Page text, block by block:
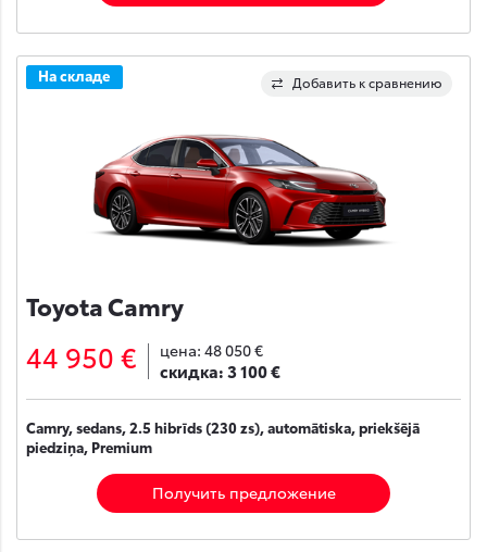
Добавить к сравнению
На складе
Toyota Camry
44 950 € цена: 48 050 €
скидка:3 100 €
Camry, sedans, 2.5 hibrīds (230 zs), automātiska, priekšējā
piedziņa, Premium
Получить предложение